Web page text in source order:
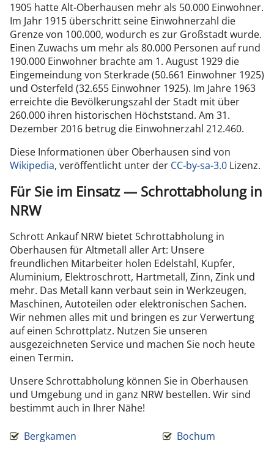
1905 hatte Alt-Oberhausen mehr als 50.000 Einwohner.
Im Jahr 1915 überschritt seine Einwohnerzahl die
Grenze von 100.000, wodurch es zur Großstadt wurde.
Einen Zuwachs um mehr als 80.000 Personen auf rund
190.000 Einwohner brachte am 1. August 1929 die
Eingemeindung von Sterkrade (50.661 Einwohner 1925)
und Osterfeld (32.655 Einwohner 1925). Im Jahre 1963
erreichte die Bevölkerungszahl der Stadt mit über
260.000 ihren historischen Höchststand. Am 31.
Dezember 2016 betrug die Einwohnerzahl 212.460.
Diese Informationen über Oberhausen sind von
Wikipedia, veröffentlicht unter der CC-by-sa-3.0 Lizenz.
Für Sie im Einsatz — Schrottabholung in
NRW
Schrott Ankauf NRW bietet Schrottabholung in
Oberhausen für Altmetall aller Art: Unsere
freundlichen Mitarbeiter holen Edelstahl, Kupfer,
Aluminium, Elektroschrott, Hartmetall, Zinn, Zink und
mehr. Das Metall kann verbaut sein in Werkzeugen,
Maschinen, Autoteilen oder elektronischen Sachen.
Wir nehmen alles mit und bringen es zur Verwertung
auf einen Schrottplatz. Nutzen Sie unseren
ausgezeichneten Service und machen Sie noch heute
einen Termin.
Unsere Schrottabholung können Sie in Oberhausen
und Umgebung und in ganz NRW bestellen. Wir sind
bestimmt auch in Ihrer Nähe!
Bergkamen
Bochum